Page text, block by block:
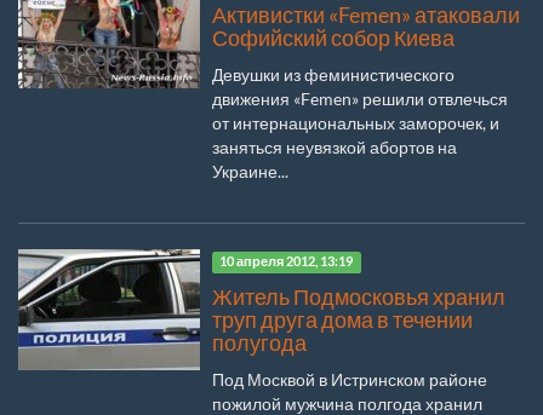
Активистки «Femen» атаковали
Софийский собор Киева
Девушки из феминистического
движения «Femen» решили отвлечься
от интернациональных заморочек, и
заняться неувязкой абортов на
Украине...
10 апреля 2012, 13:19
Житель Подмосковья хранил
труп друга дома в течении
полугода
Под Москвой в Истринском районе
пожилой мужчина полгода хранил